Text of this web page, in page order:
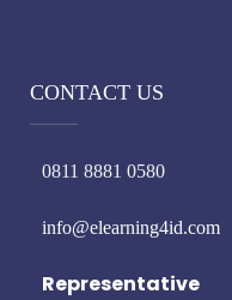
CONTACT US
0811 8881 0580
info@elearning4id.com
Representative